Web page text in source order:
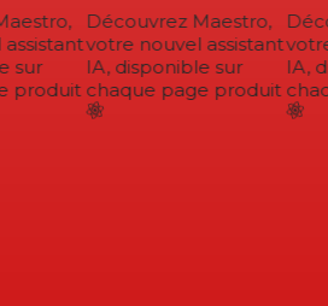
sur
produit
Découvrez Maestro,
votre nouvel assistant
IA, disponible sur
chaque page produit
votre
IA,